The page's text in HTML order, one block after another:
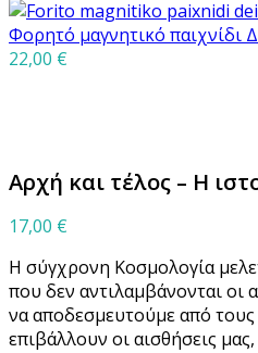
Φορητό μαγνητικό παιχνίδι
22,00 €
Αρχή και τέλος – Η
17,00 €
Η σύγχρονη Κοσμολογία
που δεν αντιλαμβάνονται οι
να αποδεσμευτούμε από
επιβάλλουν οι αισθήσεις